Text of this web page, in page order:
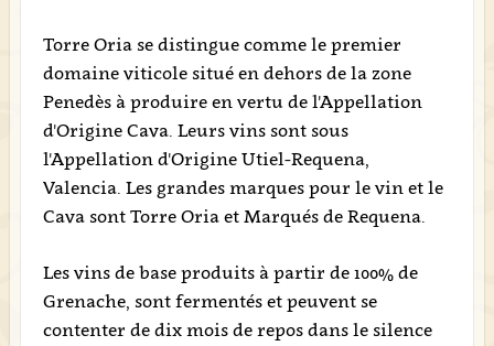
Torre Oria se distingue comme le premier
domaine viticole situé en dehors de la zone
Penedès à produire en vertu de l'Appellation
d'Origine Cava. Leurs vins sont sous
l'Appellation d'Origine Utiel-Requena,
Valencia. Les grandes marques pour le vin et le
Cava sont Torre Oria et Marqués de Requena.
Les vins de base produits à partir de 100% de
Grenache, sont fermentés et peuvent se
contenter de dix mois de repos dans le silence